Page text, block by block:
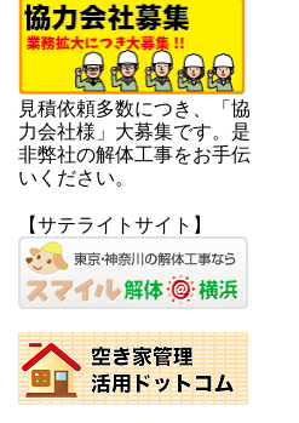
見積依頼多数につき、「協
力会社様」大募集です。是
非弊社の解体工事をお手伝
いください。
【サテライトサイト】